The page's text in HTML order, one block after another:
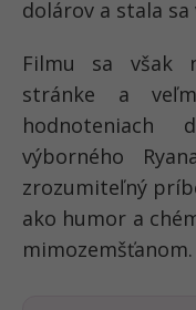
dolárov a stala
Filmu sa však
stránke a
výborného
zrozumiteľný
ako humor a
mimozemšťanom.